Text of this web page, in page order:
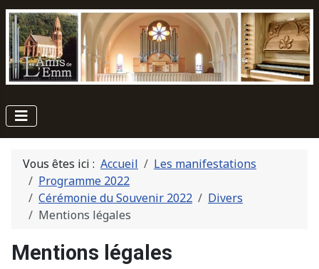
Vous êtes ici : Accueil
Les manifestations
Programme 2022
Cérémonie du Souvenir 2022
Divers
Mentions légales
Mentions légales